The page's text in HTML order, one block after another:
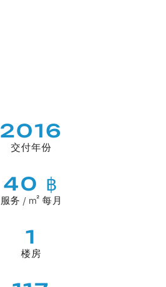
2016
交付年份
40 ฿
服务 / m² 每月
1
楼房